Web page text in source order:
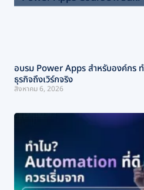
อบรม Power Apps สำหรับองค์กร
ธุรกิจถึงเวิร์กจริง
สิงหาคม 6, 2026